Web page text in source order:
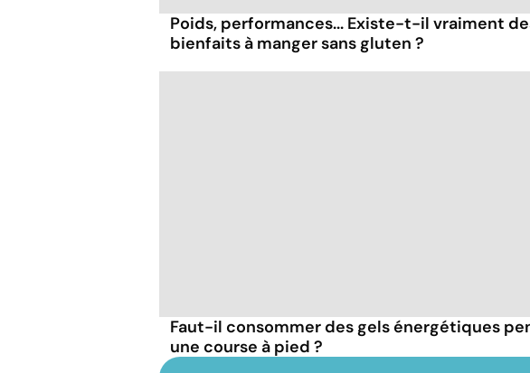
Poids, performances... Existe-t-il vraiment
bienfaits à manger sans gluten ?
Faut-il consommer des gels énergétiques
une course à pied ?